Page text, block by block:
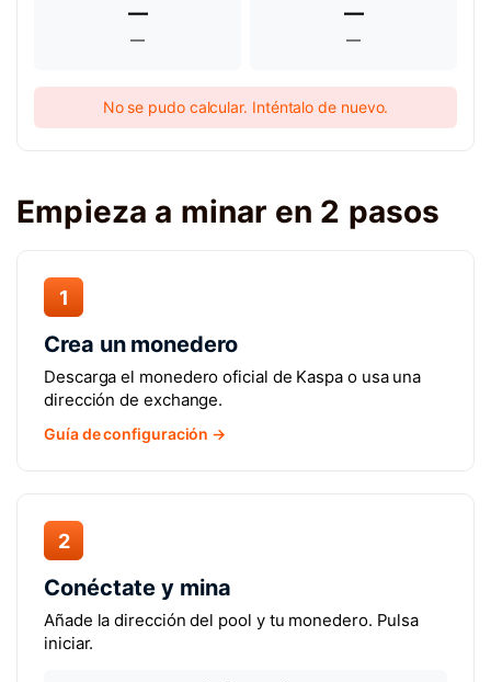
—
—
—
—
No se pudo calcular. Inténtalo de nuevo.
Empieza a minar en 2 pasos
1
Crea un monedero
Descarga el monedero oficial de Kaspa o usa una
dirección de exchange.
Guía de configuración →
2
Conéctate y mina
Añade la dirección del pool y tu monedero. Pulsa
iniciar.